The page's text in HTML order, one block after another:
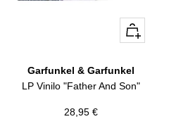
+
Añadir
Garfunkel & Garfunkel
LP Vinilo "Father And Son"
Precio
28,95 €